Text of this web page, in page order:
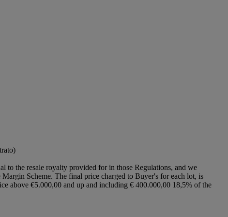
to the resale royalty provided for in those Regulations, and we
Scheme. The final price charged to Buyer's for each lot, is
above €5.000,00 and up and including € 400.000,00 18,5% of the